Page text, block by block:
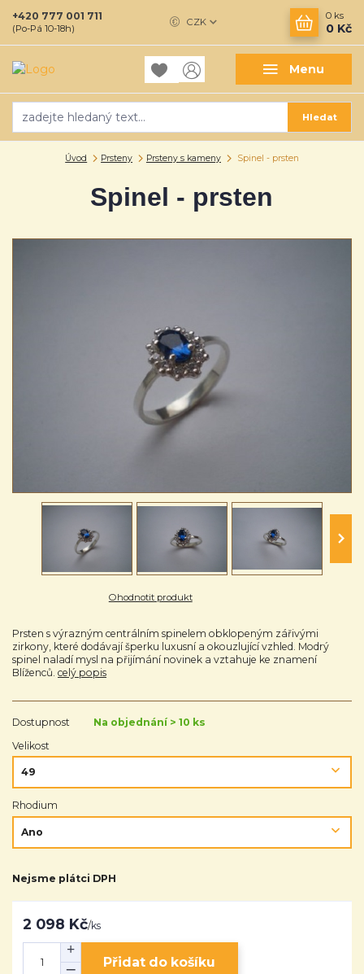
Menu
CZK
Hledat
+420 777 001 711
(Po-Pá 10-18h)
0 ks
0 Kč
Úvod Prsteny Prsteny s kameny Spinel - prsten
Spinel - prsten
Ohodnotit produkt
Prsten s výrazným centrálním spinelem obklopeným zářivými
zirkony, které dodávají šperku luxusní a okouzlující vzhled. Modrý
spinel naladí mysl na přijímání novinek a vztahuje ke znamení
Blíženců. celý popis
Dostupnost
Na objednání > 10 ks
Velikost
Rhodium
Nejsme plátci DPH
2 098 Kč/ks
Přidat do košíku